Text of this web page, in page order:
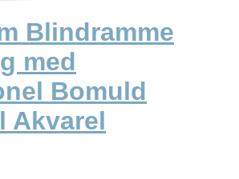
Blindramme
med
Bomuld
Akvarel